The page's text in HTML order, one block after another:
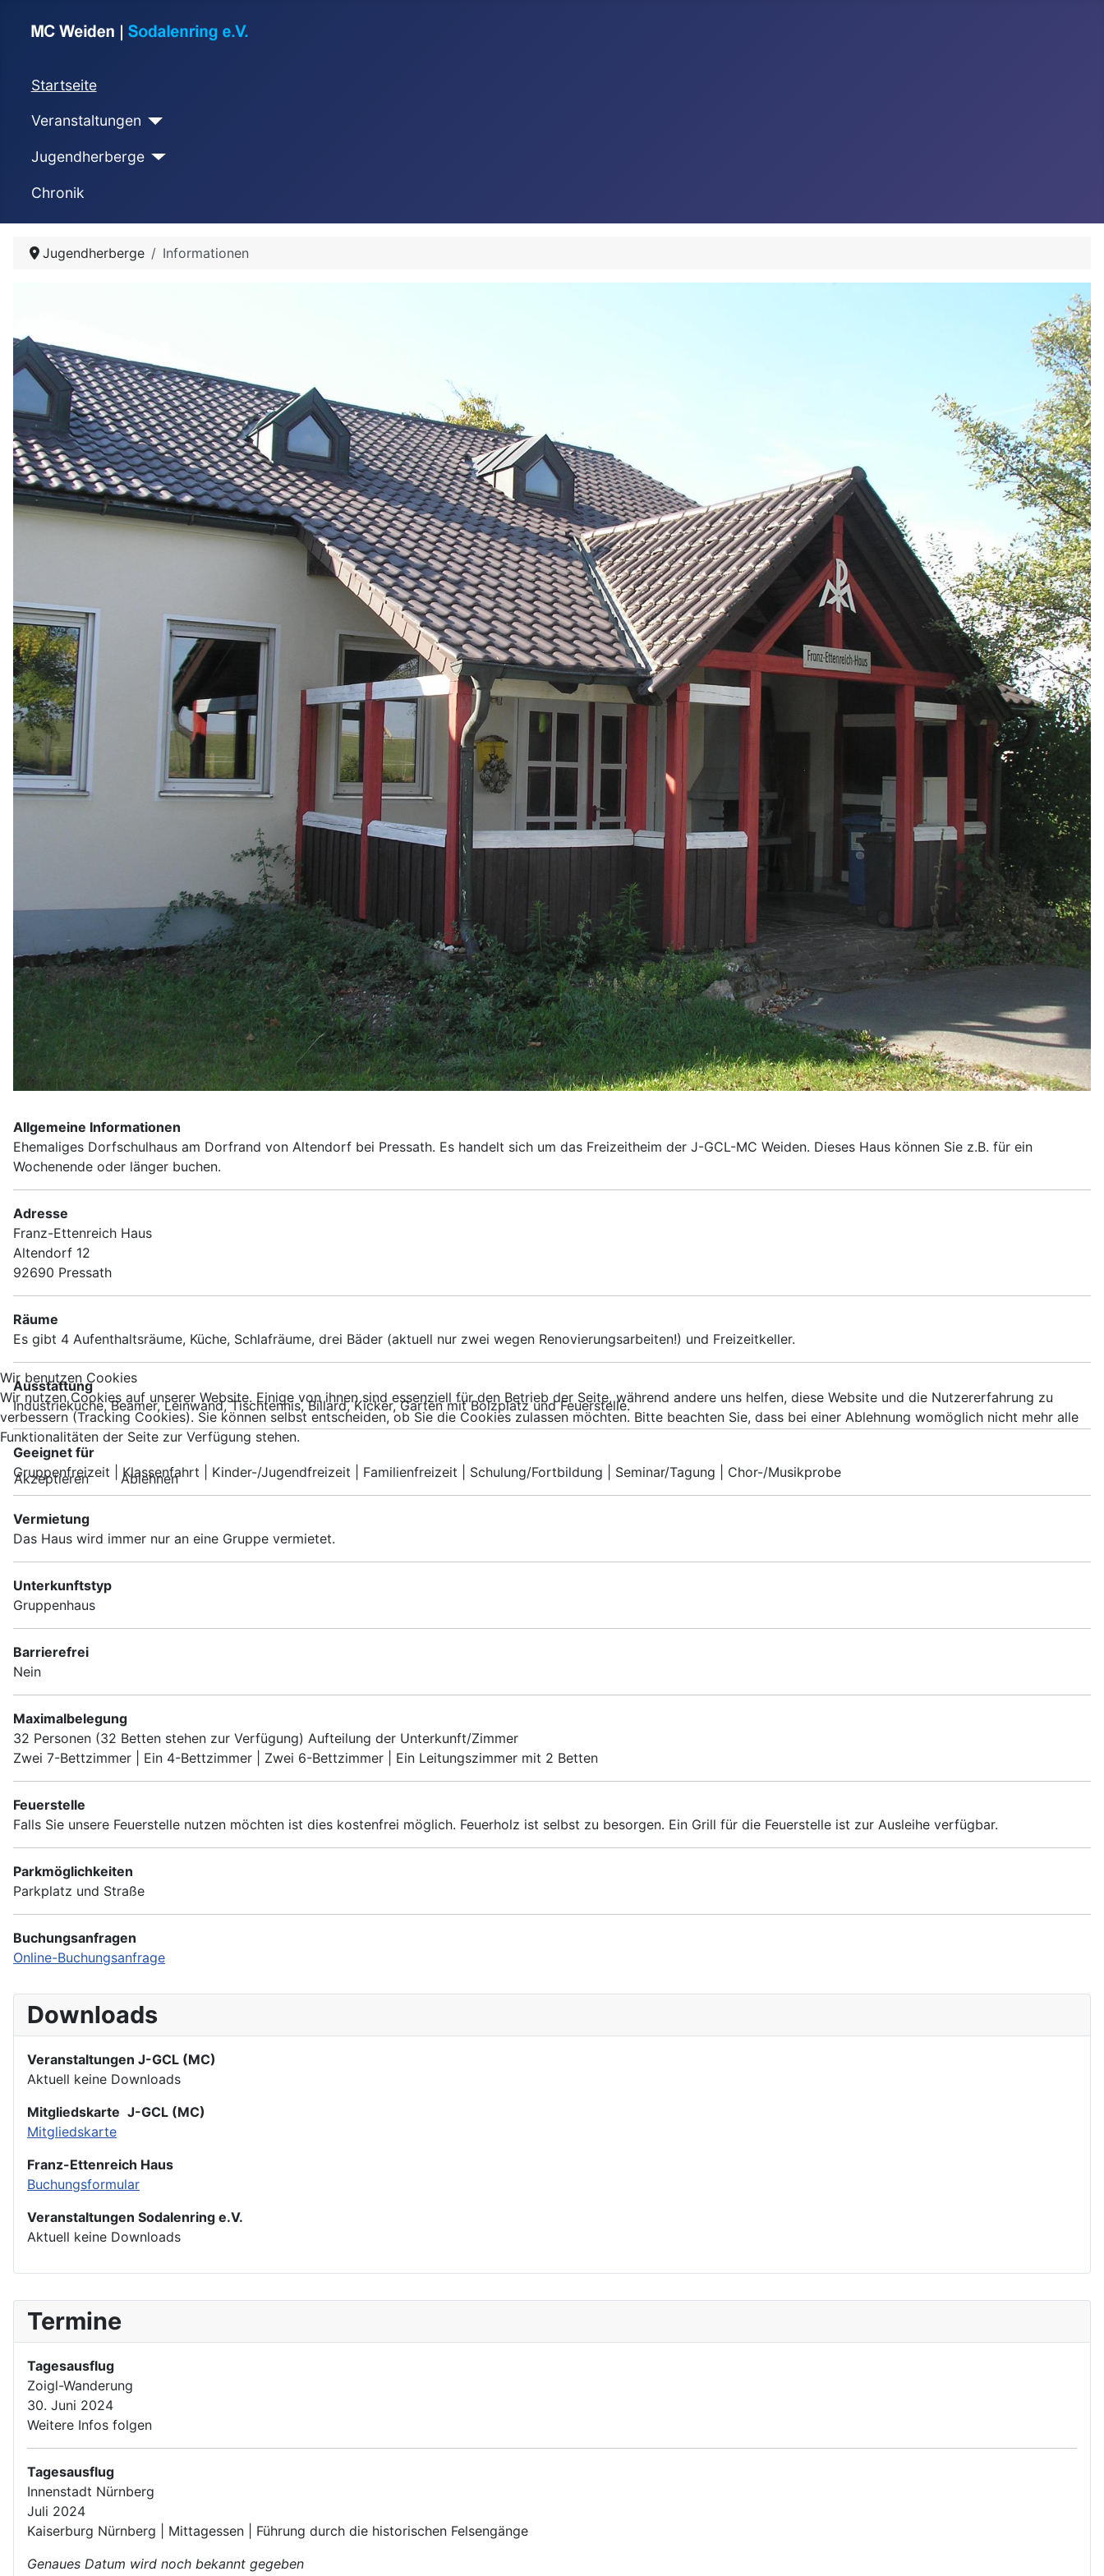
Startseite
Veranstaltungen
Jugendherberge
Chronik
Termine
Tagesausflug
Zoigl-Wanderung
30. Juni 2024
Weitere Infos folgen
Tagesausflug
Innenstadt Nürnberg
Juli 2024
Kaiserburg Nürnberg | Mittagessen | Führung durch die historischen Felsengänge
Genaues Datum wird noch bekannt gegeben
Jugendherberge Informationen
Allgemeine Informationen
Ehemaliges Dorfschulhaus am Dorfrand von Altendorf bei Pressath. Es handelt sich um das Freizeitheim der J-GCL-MC Weiden. Dieses Haus können Sie z.B. für ein
Wochenende oder länger buchen.
Adresse
Franz-Ettenreich Haus
Altendorf 12
92690 Pressath
Räume
Es gibt 4 Aufenthaltsräume, Küche, Schlafräume, drei Bäder (aktuell nur zwei wegen Renovierungsarbeiten!) und Freizeitkeller.
Ausstattung
Industrieküche, Beamer, Leinwand, Tischtennis, Billard, Kicker, Garten mit Bolzplatz und Feuerstelle.
Geeignet für
Gruppenfreizeit | Klassenfahrt | Kinder-/Jugendfreizeit | Familienfreizeit | Schulung/Fortbildung | Seminar/Tagung | Chor-/Musikprobe
Vermietung
Das Haus wird immer nur an eine Gruppe vermietet.
Unterkunftstyp
Gruppenhaus
Barrierefrei
Nein
Maximalbelegung
32 Personen (32 Betten stehen zur Verfügung) Aufteilung der Unterkunft/Zimmer
Zwei 7-Bettzimmer | Ein 4-Bettzimmer | Zwei 6-Bettzimmer | Ein Leitungszimmer mit 2 Betten
Feuerstelle
Falls Sie unsere Feuerstelle nutzen möchten ist dies kostenfrei möglich. Feuerholz ist selbst zu besorgen. Ein Grill für die Feuerstelle ist zur Ausleihe verfügbar.
Parkmöglichkeiten
Parkplatz und Straße
Buchungsanfragen
Online-Buchungsanfrage
Downloads
Veranstaltungen J-GCL (MC)
Aktuell keine Downloads
Mitgliedskarte J-GCL (MC)
Mitgliedskarte
Franz-Ettenreich Haus
Buchungsformular
Veranstaltungen Sodalenring e.V.
Aktuell keine Downloads
Wir benutzen Cookies
Wir nutzen Cookies auf unserer Website. Einige von ihnen sind essenziell für den Betrieb der Seite, während andere uns helfen, diese Website und die Nutzererfahrung zu
verbessern (Tracking Cookies). Sie können selbst entscheiden, ob Sie die Cookies zulassen möchten. Bitte beachten Sie, dass bei einer Ablehnung womöglich nicht mehr alle
Funktionalitäten der Seite zur Verfügung stehen.
Akzeptieren Ablehnen